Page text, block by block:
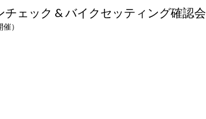
チェック & バイクセッティング確認会
）